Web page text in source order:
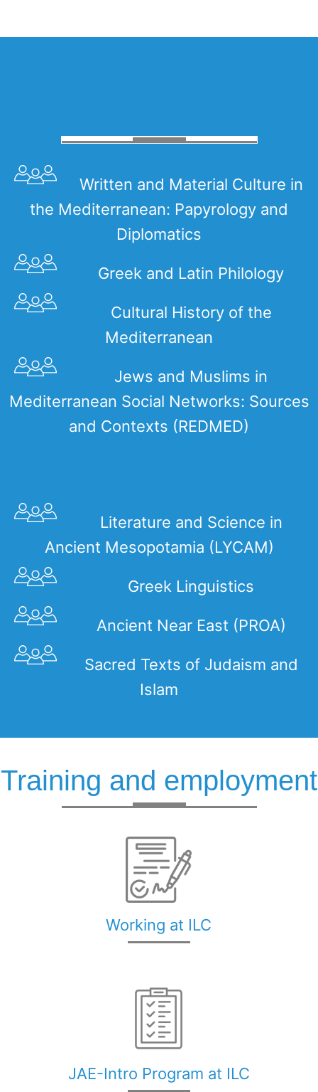
Written and Material Culture in
the Mediterranean: Papyrology and
Diplomatics
Greek and Latin Philology
Cultural History of the
Mediterranean
Jews and Muslims in
Mediterranean Social Networks: Sources
and Contexts (REDMED)
Literature and Science in
Ancient Mesopotamia (LYCAM)
Greek Linguistics
Ancient Near East (PROA)
Sacred Texts of Judaism and
Islam
Training and employment
Working at ILC
JAE-Intro Program at ILC